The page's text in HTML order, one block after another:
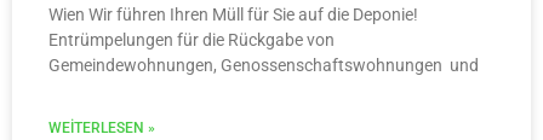
Wien Wir führen Ihren Müll für Sie auf die Deponie!
Entrümpelungen für die Rückgabe von
Gemeindewohnungen, Genossenschaftswohnungen und
WEITERLESEN »